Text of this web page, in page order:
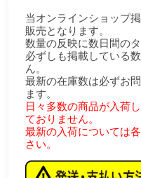
当オンラインショップ
販売となります。
数量の反映に数日間の
必ずしも掲載している
ん。
最新の在庫数は必ずお
ます。
日々多数の商品が入荷
ておりません。
最新の入荷については
さい。